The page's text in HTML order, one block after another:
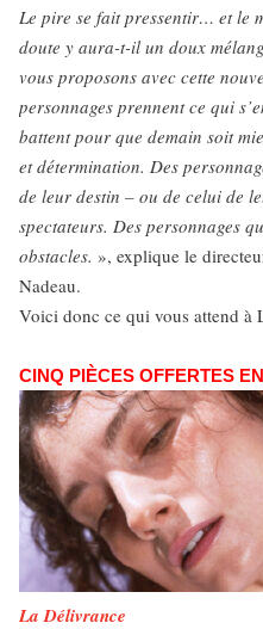
Le pire se fait pressentir… et le
doute y aura-t-il un doux
vous proposons avec cette
personnages prennent ce qui
battent pour que demain soit
et détermination. Des
de leur destin – ou de celui de
spectateurs. Des personnages
obstacles. », explique le
Nadeau.
Voici donc ce qui vous attend à
CINQ PIÈCES OFFERTES
La Délivrance